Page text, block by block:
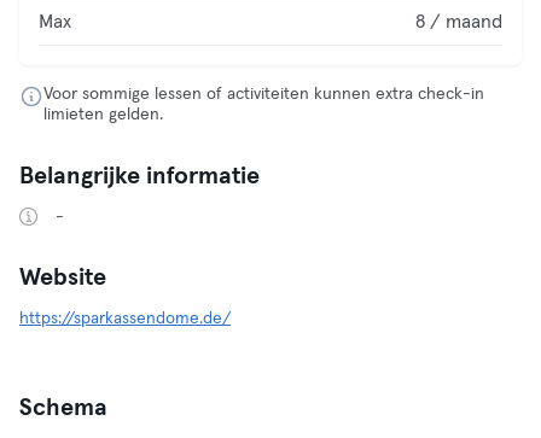
Max 8 / maand
Voor sommige lessen of activiteiten kunnen extra check-in
limieten gelden.
Belangrijke informatie
-
Website
https://sparkassendome.de/
Schema